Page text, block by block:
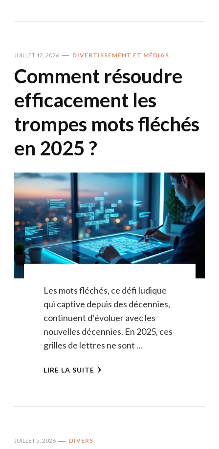
JUILLET 12, 2026 DIVERTISSEMENT ET MÉDIAS
Comment résoudre
efficacement les
trompes mots fléchés
en 2025 ?
Les mots fléchés, ce défi ludique
qui captive depuis des décennies,
continuent d’évoluer avec les
nouvelles décennies. En 2025, ces
grilles de lettres ne sont …
LIRE LA SUITE
JUILLET 5, 2026 DIVERS